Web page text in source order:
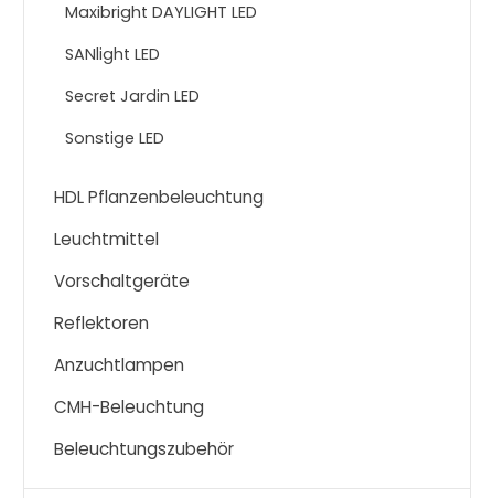
Maxibright DAYLIGHT LED
SANlight LED
Secret Jardin LED
Sonstige LED
HDL Pflanzenbeleuchtung
Leuchtmittel
Vorschaltgeräte
Reflektoren
Anzuchtlampen
CMH-Beleuchtung
Beleuchtungszubehör